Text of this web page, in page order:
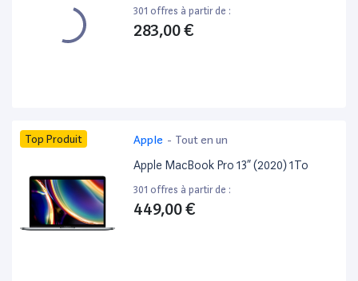
301 offres à partir de :
283,00 €
Top Produit Apple - Tout en un
Apple MacBook Pro 13” (2020) 1To
301 offres à partir de :
449,00 €